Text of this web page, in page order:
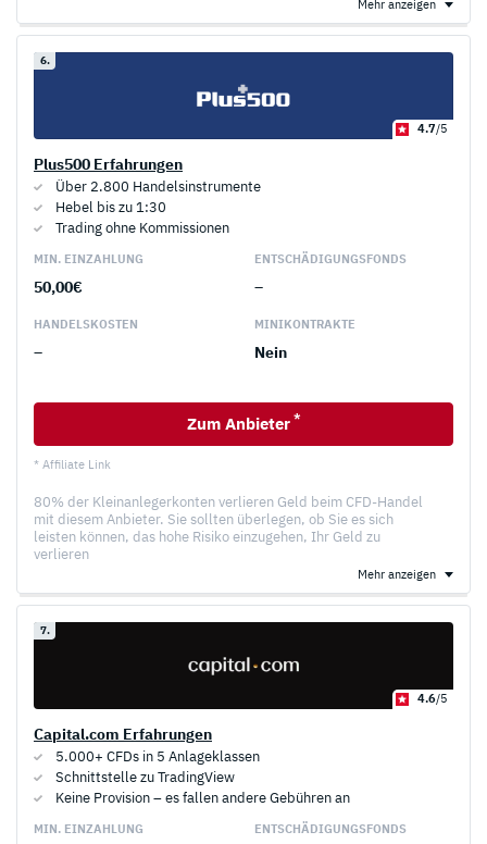
Mehr anzeigen
6.
4.7/5
Plus500 Erfahrungen
Über 2.800 Handelsinstrumente
Hebel bis zu 1:30
Trading ohne Kommissionen
MIN. EINZAHLUNG
50,00€
ENTSCHÄDIGUNGS­FONDS
–
HANDELS­KOSTEN
–
MINI­KONTRAKTE
Nein
Zum Anbieter *
* Affiliate Link
80% der Kleinanlegerkonten verlieren Geld beim CFD-Handel
mit diesem Anbieter. Sie sollten überlegen, ob Sie es sich
leisten können, das hohe Risiko einzugehen, Ihr Geld zu
verlieren
Mehr anzeigen
7.
4.6/5
Capital.com Erfahrungen
5.000+ CFDs in 5 Anlageklassen
Schnittstelle zu TradingView
Keine Provision – es fallen andere Gebühren an
MIN. EINZAHLUNG ENTSCHÄDIGUNGS­FONDS